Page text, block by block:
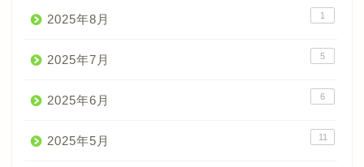
2025年8月 1
2025年7月 5
2025年6月 6
2025年5月 11